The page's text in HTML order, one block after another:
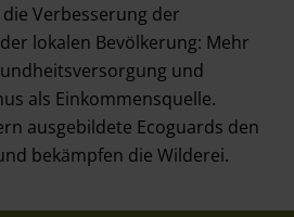
Verbesserung der
lokalen Bevölkerung: Mehr
und
als Einkommensquelle.
ausgebildete Ecoguards den
bekämpfen die Wilderei.